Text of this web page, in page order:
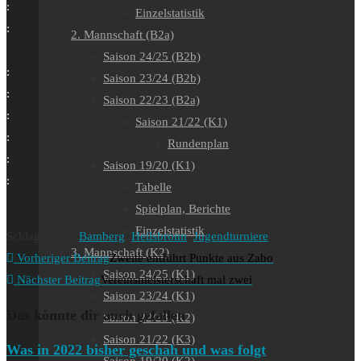
Einzelstatistik
2. Mannschaft (B2a)
Saison 24/25 (B2b)
Saison 23/24 (B2b)
Saison 22/23 (B2a)
Saison 21/22 (K1)
Rundenplan
Saison 19/20 (K1)
Tabelle
Spielplan, Berichte
Einzelstatistik
3. Mannschaft (K2)
Saison 24/25 (K1)
Saison 23/24 (K1)
Saison 22/23 (K2)
Saison 21/22 (K3)
:
:
:
:
:
:
:
:
Bamberg Heilsbronn, Jugendturniere
Weitere
Artikel
Vorheriger BeitragZweite entführt Punkte aus Zabo
Nächster BeitragVereinsmeisterschaft mal zwei
Das könnte dir auch gefallen
Was in 2022 bisher geschah und was folgt